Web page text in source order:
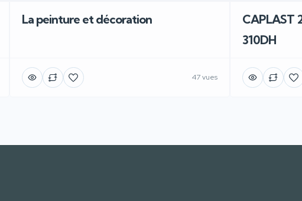
La peinture et décoration
47 vues
CAPLAST
310DH